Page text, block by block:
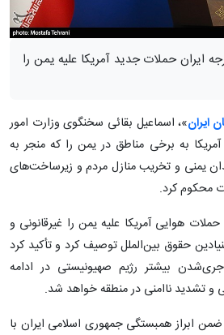
ایران حملات جدید آمریکا علیه یمن را
ایران»، اسماعیل بقائی سخنگوی وزارت امور
به برخی مناطق در یمن را که منجر به
یمنی و تخریب منازل مردم و زیرساخت‌های
محکوم کرد.
هوایی آمریکا علیه یمن را غیرقانونی و
حقوق بین‌الملل توصیف کرد و تأکید کرد
بیشتر رژیم صهیونیستی در ادامه
تشدید ناامنی در منطقه خواهد شد.
ابراز همبستگی جمهوری اسلامی ایران با